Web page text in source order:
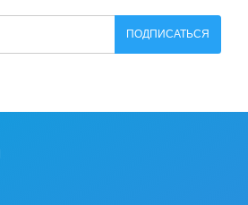
ПОДПИСАТЬСЯ